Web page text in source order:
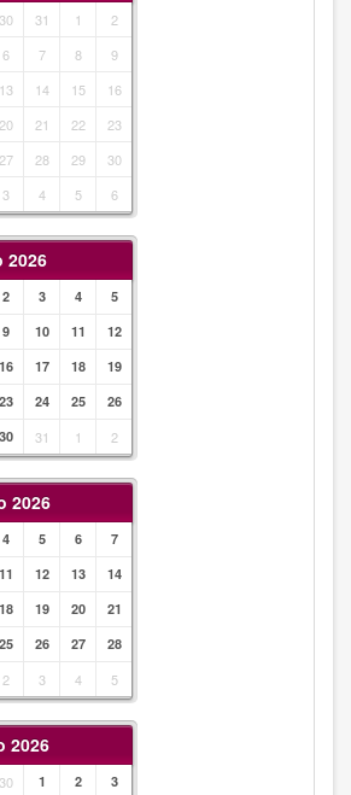
30 31 1
2
6 7 8
9
13 14 15
16
20 21 22
23
27 28 29
30
3 4 5 6
2026
2 3 4
5
9 10 11
12
16 17 18
19
23 24 25
26
30 31 1 2
2026
4 5 6
7
11 12 13
14
18 19 20
21
25 26 27
28
2 3 4 5
2026
30 1 2
3